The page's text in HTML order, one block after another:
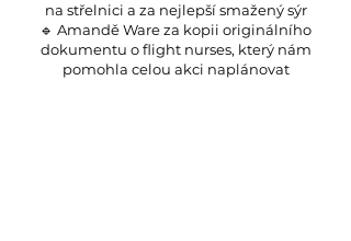
na střelnici a za nejlepší smažený sýr
🔹 Amandě Ware za kopii originálního
dokumentu o flight nurses, který nám
pomohla celou akci naplánovat